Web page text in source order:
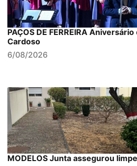
PAÇOS DE FERREIRA
Cardoso
6/08/2026
MODELOS Junta assegurou